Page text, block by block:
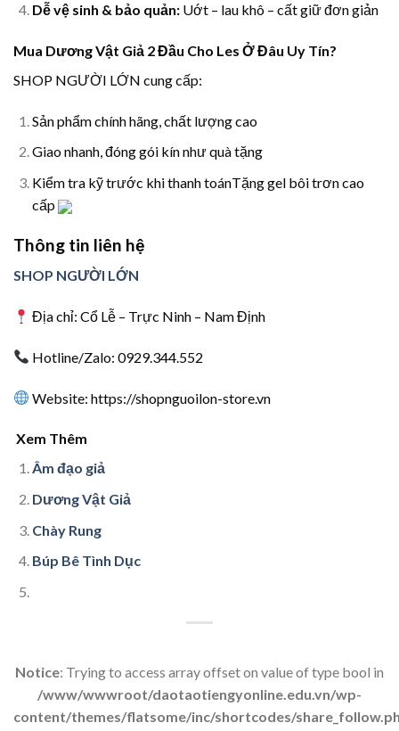
Dễ vệ sinh & bảo quản:Uớt – lau khô – cất giữ đơn giản
Mua Dương Vật Giả 2 Đầu Cho Les Ở Đâu Uy Tín?
SHOP NGƯỜI LỚN cung cấp:
Sản phẩm chính hãng, chất lượng cao
Giao nhanh, đóng gói kín như quà tặng
Kiểm tra kỹ trước khi thanh toánTặng gel bôi trơn cao
cấp
Thông tin liên hệ
SHOP NGƯỜI LỚN
Địa chỉ: Cổ Lễ – Trực Ninh – Nam Định
Hotline/Zalo: 0929.344.552
Website:https://shopnguoilon-store.vn
Xem Thêm
Âm đạo giả
Dương Vật Giả
Chày Rung
Búp Bê Tình Dục
Notice: Trying to access array offset on value of type bool in
/www/wwwroot/daotaotiengyonline.edu.vn/wp-
content/themes/flatsome/inc/shortcodes/